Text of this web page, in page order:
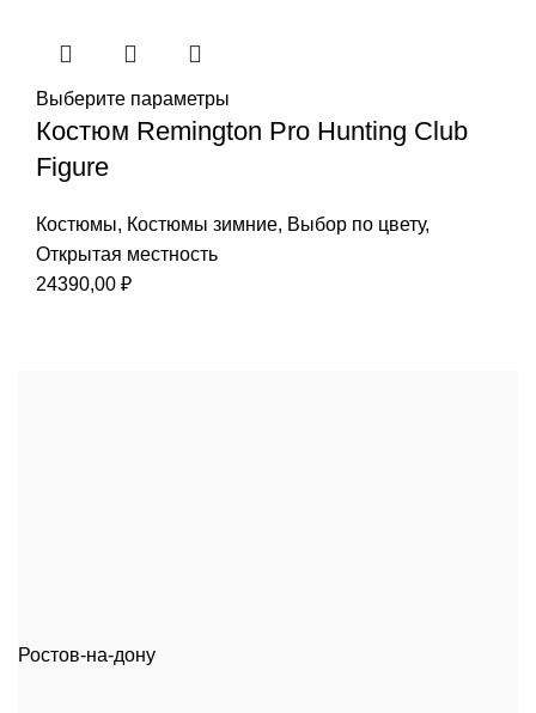
Выберите параметры
Костюм Remington Pro Hunting Club
Figure
Костюмы, Костюмы зимние, Выбор по цвету,
Открытая местность
24390,00 ₽
Ростов-на-дону